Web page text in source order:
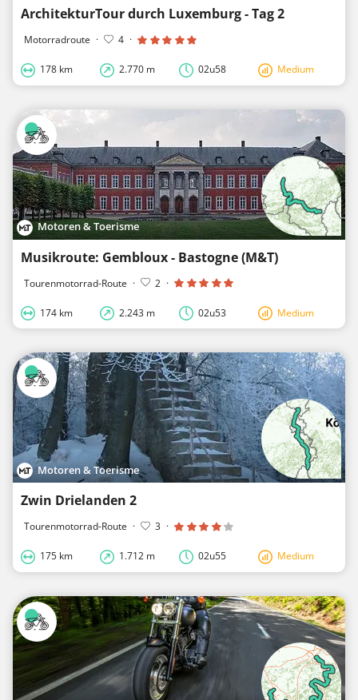
ArchitekturTour durch Luxemburg - Tag 2
Motorradroute · 4 ·
178 km 2.770 m 02u58 Medium
Motoren & Toerisme
Musikroute: Gembloux - Bastogne (M&T)
Tourenmotorrad-Route · 2 ·
174 km 2.243 m 02u53 Medium
Motoren & Toerisme
Zwin Drielanden 2
Tourenmotorrad-Route · 3 ·
175 km 1.712 m 02u55 Medium